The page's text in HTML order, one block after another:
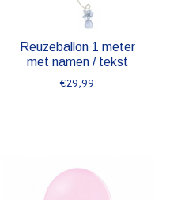
Reuzeballon 1 meter
met namen / tekst
€29,99